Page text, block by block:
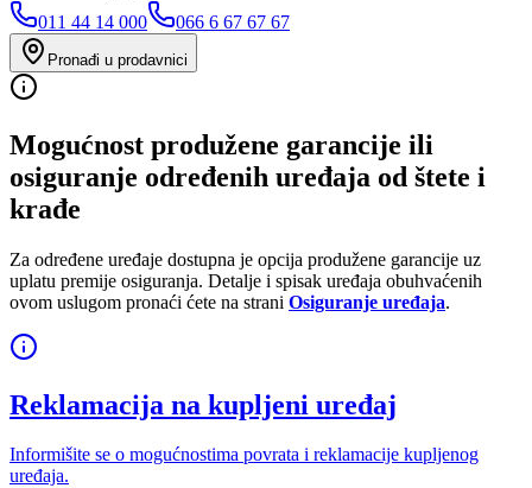
011 44 14 000
066 6 67 67 67
Pronađi u prodavnici
Mogućnost produžene garancije ili
osiguranje određenih uređaja od štete i
krađe
Za određene uređaje dostupna je opcija produžene garancije uz
uplatu premije osiguranja. Detalje i spisak uređaja obuhvaćenih
ovom uslugom pronaći ćete na strani Osiguranje uređaja.
Reklamacija na kupljeni uređaj
Informišite se o mogućnostima povrata i reklamacije kupljenog
uređaja.